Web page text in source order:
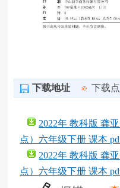
下载地址 下载
2022年 教科版 龚
点）六年级下册 课本
2022年 教科版 龚
点）六年级下册 课本